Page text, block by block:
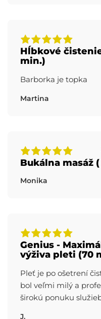
Hĺbkové
min.)
Barborka je topka
Martina
Bukálna masáž
Monika
Genius -
výživa pleti (70
Pleť je po ošetrení
bol veľmi milý a
širokú ponuku
J.